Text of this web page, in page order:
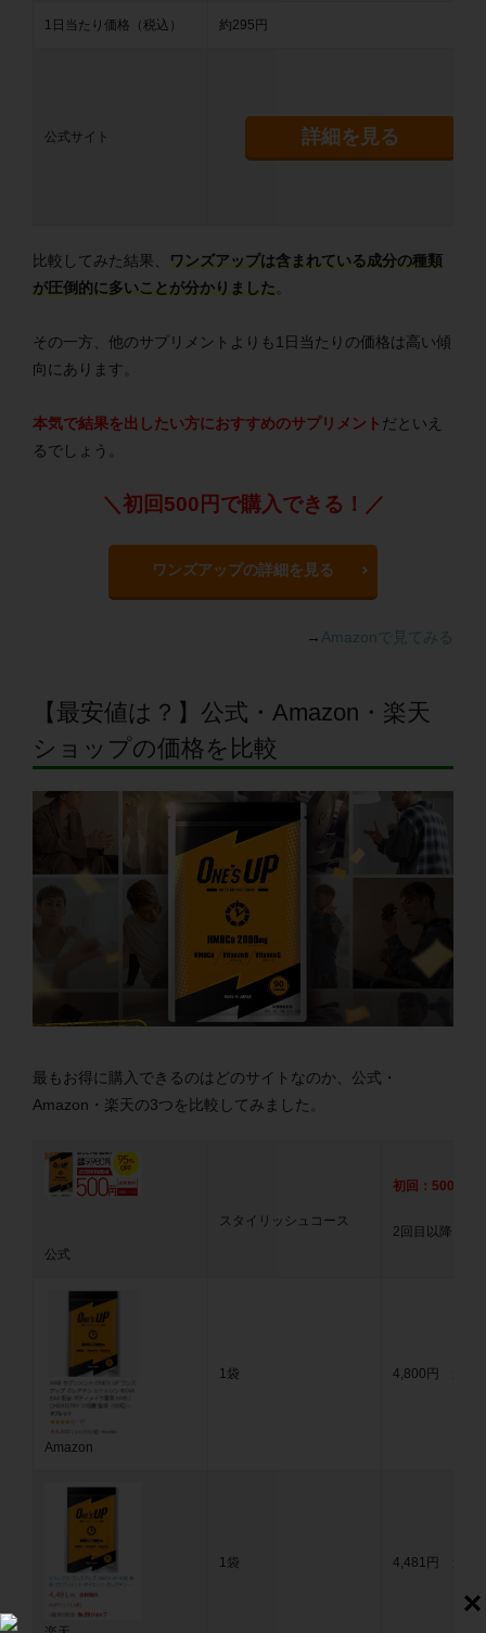
1日当たり価格（税込） 約295円
公式サイト 詳細を見る
比較してみた結果、
ワンズアップは含まれている成分の種類
が圧倒的に多いことが分かりました
その一方、他のサプリメントよりも1日当たりの価格は高い傾
向にあります。
本気で結果を出したい方におすすめのサプリメント だといえ
るでしょう。
＼初回500円で購入できる！／
ワンズアップの詳細を見る
→ Amazonで見てみる
【最安値は？】公式・Amazon・楽天
ショップの価格を比較
最もお得に購入できるのはどのサイトなのか、公式・
Amazon・楽天の3つを比較してみました。
公式
スタイリッシュコース
初回：500円
2回目以降：
Amazon
1袋 4,800円 送料
1袋 4,481円 送料